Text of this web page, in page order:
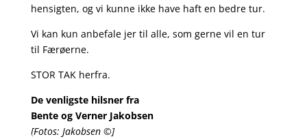
hensigten, og vi kunne ikke have haft en bedre tur.
Vi kan kun anbefale jer til alle, som gerne vil en tur
til Færøerne.
STOR TAK herfra.
De venligste hilsner fra
Bente og Verner Jakobsen
[Fotos: Jakobsen ©]